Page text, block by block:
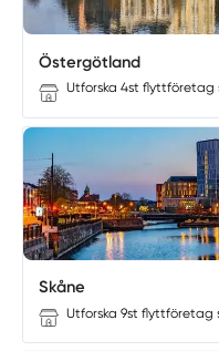
Östergötland
Utforska 4st flyttföretag
Skåne
Utforska 9st flyttföretag